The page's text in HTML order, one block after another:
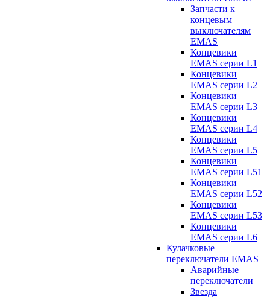
Запчасти к
концевым
выключателям
EMAS
Концевики
EMAS серии L1
Концевики
EMAS серии L2
Концевики
EMAS серии L3
Концевики
EMAS серии L4
Концевики
EMAS серии L5
Концевики
EMAS серии L51
Концевики
EMAS серии L52
Концевики
EMAS серии L53
Концевики
EMAS серии L6
Кулачковые
переключатели EMAS
Аварийные
переключатели
Звезда